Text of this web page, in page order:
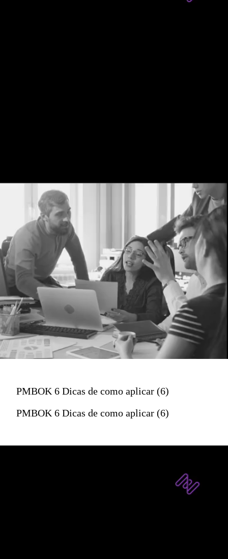
PMBOK 6 Dicas de como aplicar (6)
PMBOK 6 Dicas de como aplicar (6)